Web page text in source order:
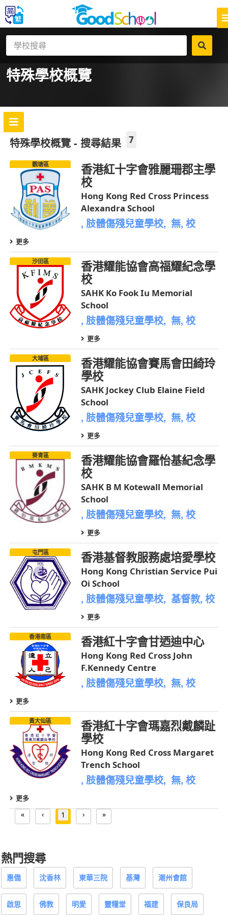
特殊學校概覽
特殊學校概覽 - 搜尋結果 7
觀塘區
香港紅十字會雅麗珊郡主學
校
Hong Kong Red Cross Princess
Alexandra School
, 肢體傷殘兒童學校, 無, 校
更多
沙田區
香港耀能協會高福耀紀念學
校
SAHK Ko Fook Iu Memorial
School
, 肢體傷殘兒童學校, 無, 校
更多
大埔區
香港耀能協會賽馬會田綺玲
學校
SAHK Jockey Club Elaine Field
School
, 肢體傷殘兒童學校, 無, 校
更多
葵青區
香港耀能協會羅怡基紀念學
校
SAHK B M Kotewall Memorial
School
, 肢體傷殘兒童學校, 無, 校
更多
屯門區 香港基督教服務處培愛學校
Hong Kong Christian Service Pui
Oi School
, 肢體傷殘兒童學校, 基督教, 校
更多
香港南區 香港紅十字會甘迺迪中心
Hong Kong Red Cross John
F.Kennedy Centre
, 肢體傷殘兒童學校, 無, 校
更多
黃大仙區
香港紅十字會瑪嘉烈戴麟趾
學校
Hong Kong Red Cross Margaret
Trench School
, 肢體傷殘兒童學校, 無, 校
更多
« ‹ 1 › »
熱門搜尋
惠僑 沈香林 東華三院 基灣 潮州會館
啟思 佛教 明愛 靈糧堂 福建 保良局